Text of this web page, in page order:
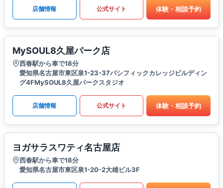
店舗情報 公式サイト 体験・相談予約
MySOUL8久屋パーク店
西春駅から車で18分
愛知県名古屋市東区泉1-23-37パシフィックカレッジビルディン
グ4FMySOUL8久屋パークスタジオ
店舗情報 公式サイト 体験・相談予約
ヨガサラスワティ名古屋店
西春駅から車で18分
愛知県名古屋市東区泉1-20-2大雄ビル3F